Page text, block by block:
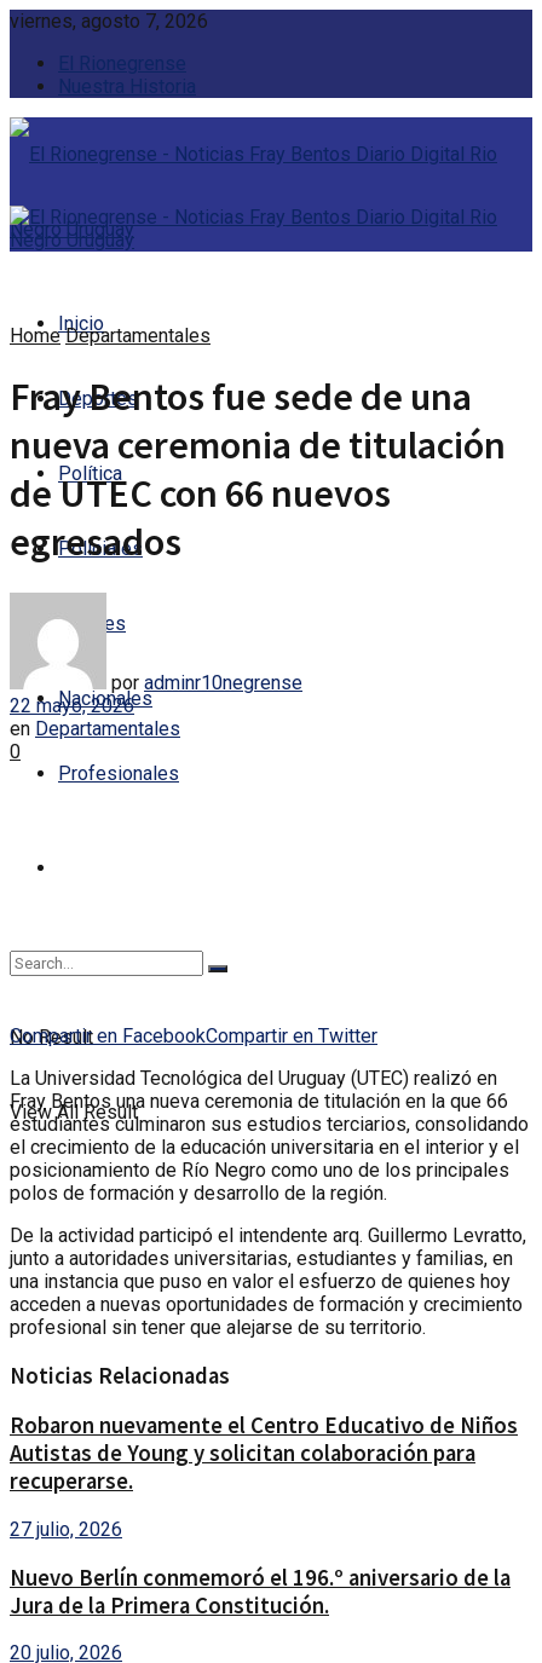
viernes, agosto 7, 2026
El Rionegrense
Nuestra Historia
Inicio
Deportes
Política
Policiales
Locales
Nacionales
Profesionales
No Result
View All Result
Home Departamentales
Fray Bentos fue sede de una
nueva ceremonia de titulación
de UTEC con 66 nuevos
egresados
por adminr10negrense
22 mayo, 2026
en Departamentales
0
Compartir en FacebookCompartir en Twitter
La Universidad Tecnológica del Uruguay (UTEC) realizó en
Fray Bentos una nueva ceremonia de titulación en la que 66
estudiantes culminaron sus estudios terciarios, consolidando
el crecimiento de la educación universitaria en el interior y el
posicionamiento de Río Negro como uno de los principales
polos de formación y desarrollo de la región.
De la actividad participó el intendente arq. Guillermo Levratto,
junto a autoridades universitarias, estudiantes y familias, en
una instancia que puso en valor el esfuerzo de quienes hoy
acceden a nuevas oportunidades de formación y crecimiento
profesional sin tener que alejarse de su territorio.
Noticias Relacionadas
Robaron nuevamente el Centro Educativo de Niños
Autistas de Young y solicitan colaboración para
recuperarse.
27 julio, 2026
Nuevo Berlín conmemoró el 196.º aniversario de la
Jura de la Primera Constitución.
20 julio, 2026